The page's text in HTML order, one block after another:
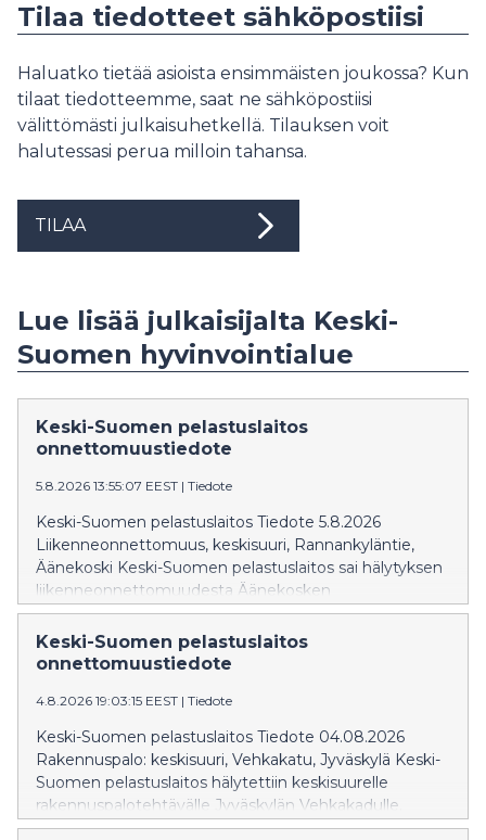
Tilaa tiedotteet sähköpostiisi
Haluatko tietää asioista ensimmäisten joukossa? Kun
tilaat tiedotteemme, saat ne sähköpostiisi
välittömästi julkaisuhetkellä. Tilauksen voit
halutessasi perua milloin tahansa.
TILAA
Lue lisää julkaisijalta Keski-
Suomen hyvinvointialue
Keski-Suomen pelastuslaitos
onnettomuustiedote
5.8.2026 13:55:07 EEST | Tiedote
Keski-Suomen pelastuslaitos Tiedote 5.8.2026
Liikenneonnettomuus, keskisuuri, Rannankyläntie,
Äänekoski Keski-Suomen pelastuslaitos sai hälytyksen
liikenneonnettomuudesta Äänekosken
Rannankyläntielle 20 yli yhden iltapäivällä.
Täysperävaunuyhdistelmä oli ajamassa pohjoiseen päin
Jyväskyläntietä, kun yhdistelmä suistui tieltä päätyen
onnettomuudessa ja Rannankyläntie on toistaiseksi
suljettu liikenteeltä. Onnettomuudessa ei aiheutunut
henkilövahinkoja.
Keski-Suomen pelastuslaitos
onnettomuustiedote
4.8.2026 19:03:15 EEST | Tiedote
Keski-Suomen pelastuslaitos Tiedote 04.08.2026
Rakennuspalo: keskisuuri, Vehkakatu, Jyväskylä Keski-
Suomen pelastuslaitos hälytettiin keskisuurelle
rakennuspalotehtävälle Jyväskylän Vehkakadulle.
Tehtävälle hälytettiin kuusi pelastuslaitoksen yksikköä.